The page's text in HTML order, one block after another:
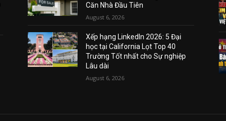
Căn Nhà Đầu Tiên
August 6, 2026
Xếp hạng LinkedIn 2026: 5 Đại
học tại California Lọt Top 40
Trường Tốt nhất cho Sự nghiệp
Lâu dài
August 6, 2026